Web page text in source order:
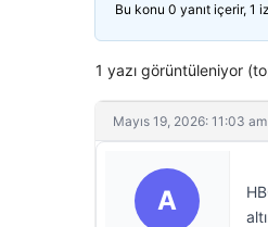
Bu konu 0 yanıt içerir, 1
1 yazı görüntüleniyor
Mayıs 19, 2026: 11:03 am
A